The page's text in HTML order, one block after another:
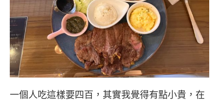
一個人吃這樣要四百，其實我覺得有點小貴，在